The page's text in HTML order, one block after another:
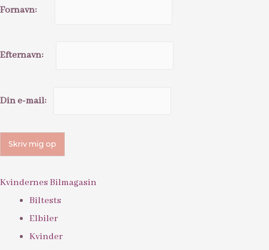
Fornavn:
Efternavn:
Din e-mail:
Kvindernes Bilmagasin
Biltests
Elbiler
Kvinder